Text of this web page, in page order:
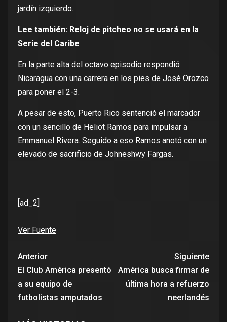
jardín izquierdo.
Lee también: Reloj de pitcheo no se usará en la
Serie del Caribe
En la parte alta del octavo episodio respondió
Nicaragua con una carrera en los pies de José Orozco
para poner el 2-3.
A pesar de esto, Puerto Rico sentenció el marcador
con un sencillo de Heliot Ramos para impulsar a
Emmanuel Rivera. Seguido a eso Ramos anotó con un
elevado de sacrificio de Johneshwy Fargas.
[ad_2]
Ver Fuente
Anterior
El Club América presentó
a su equipo de
futbolistas amputados
Siguiente
América busca firmar de
última hora a refuerzo
neerlandés